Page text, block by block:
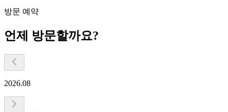
방문 예약
언제 방문할까요?
2026.08